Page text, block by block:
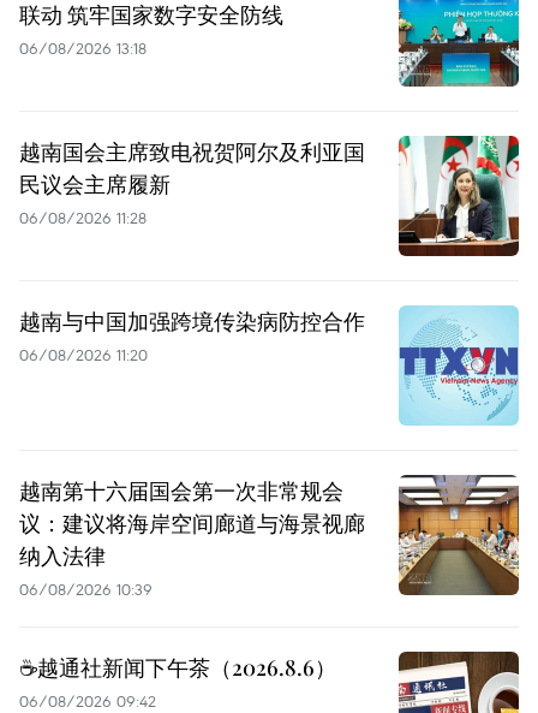
联动 筑牢国家数字安全防线
06/08/2026 13:18
越南国会主席致电祝贺阿尔及利亚国
民议会主席履新
06/08/2026 11:28
越南与中国加强跨境传染病防控合作
06/08/2026 11:20
越南第十六届国会第一次非常规会
议：建议将海岸空间廊道与海景视廊
纳入法律
06/08/2026 10:39
☕️越通社新闻下午茶（2026.8.6）
06/08/2026 09:42